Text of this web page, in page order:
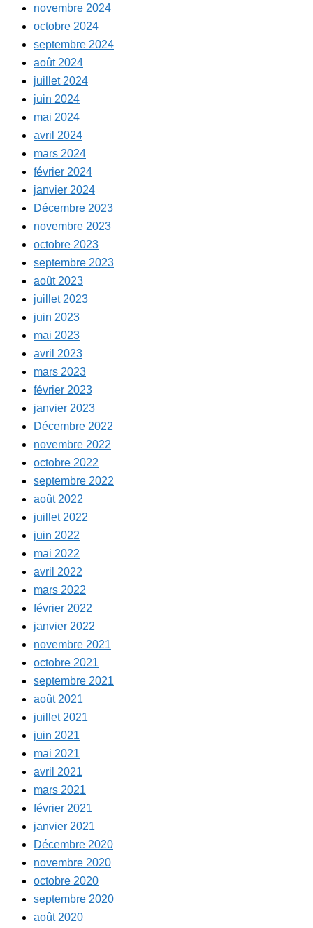
novembre 2024
octobre 2024
septembre 2024
août 2024
juillet 2024
juin 2024
mai 2024
avril 2024
mars 2024
février 2024
janvier 2024
Décembre 2023
novembre 2023
octobre 2023
septembre 2023
août 2023
juillet 2023
juin 2023
mai 2023
avril 2023
mars 2023
février 2023
janvier 2023
Décembre 2022
novembre 2022
octobre 2022
septembre 2022
août 2022
juillet 2022
juin 2022
mai 2022
avril 2022
mars 2022
février 2022
janvier 2022
novembre 2021
octobre 2021
septembre 2021
août 2021
juillet 2021
juin 2021
mai 2021
avril 2021
mars 2021
février 2021
janvier 2021
Décembre 2020
novembre 2020
octobre 2020
septembre 2020
août 2020